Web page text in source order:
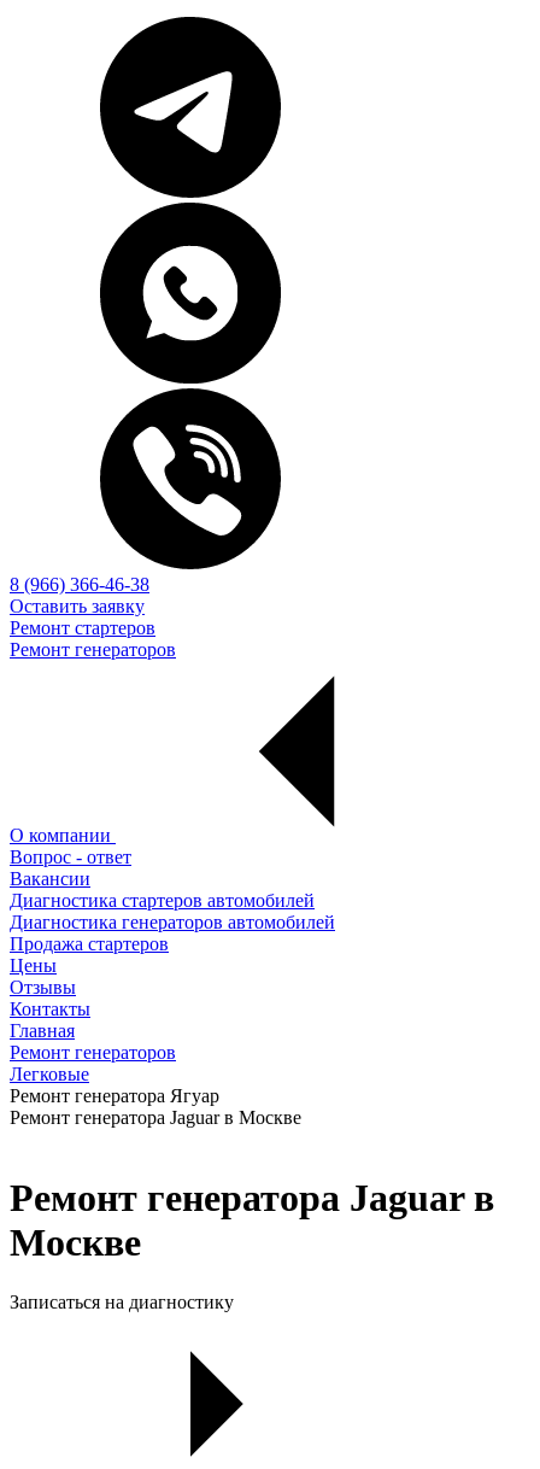
8 (966) 366-46-38
Оставить заявку
Ремонт стартеров
Ремонт генераторов
О компании
Вопрос - ответ
Вакансии
Диагностика стартеров автомобилей
Диагностика генераторов автомобилей
Продажа стартеров
Цены
Отзывы
Контакты
Главная
Ремонт генераторов
Легковые
Ремонт генератора Ягуар
Ремонт генератора Jaguar в Москве
Ремонт генератора Jaguar в
Москве
Записаться на диагностику